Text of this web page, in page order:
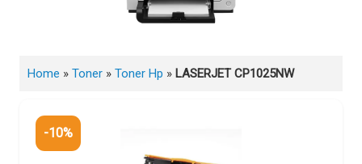
Home » Toner » Toner Hp » LASERJET CP1025NW
-10%